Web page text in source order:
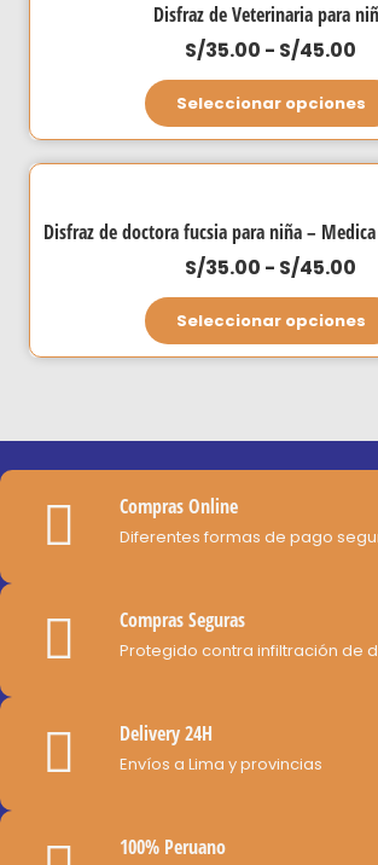
Disfraz de Veterinaria para
S/35.00 - S/45.00
Seleccionar opciones
Disfraz de doctora fucsia para niña –
S/35.00 - S/45.00
Seleccionar opciones
Compras Online
Diferentes formas de pago
Compras Seguras
Protegido contra infiltración de
Delivery 24H
Envíos a Lima y provincias
100% Peruano